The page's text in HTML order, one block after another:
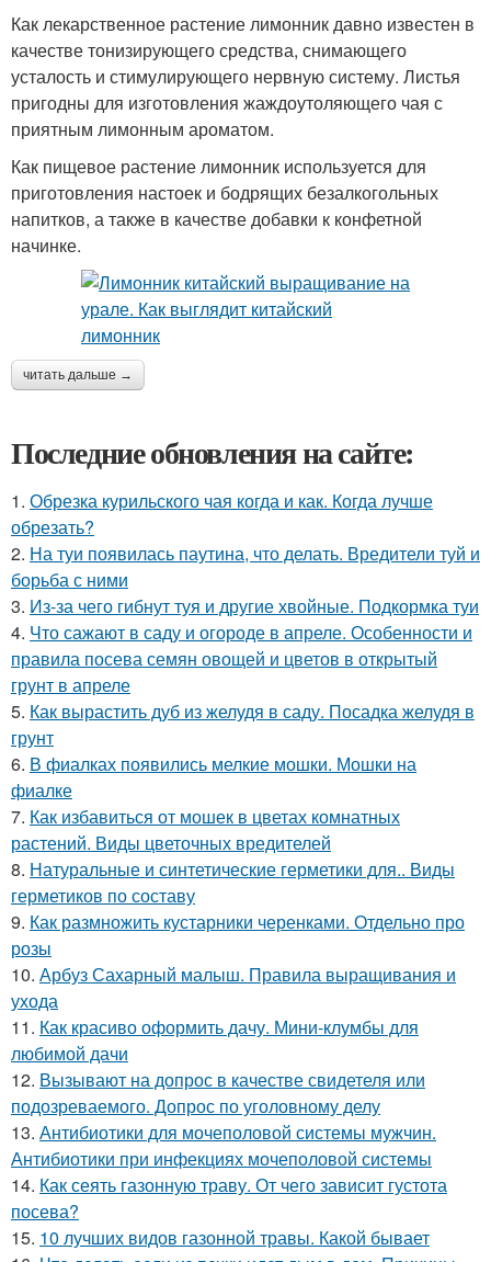
Как лекарственное растение лимонник давно известен в
качестве тонизирующего средства, снимающего
усталость и стимулирующего нервную систему. Листья
пригодны для изготовления жаждоутоляющего чая с
приятным лимонным ароматом.
Как пищевое растение лимонник используется для
приготовления настоек и бодрящих безалкогольных
напитков, а также в качестве добавки к конфетной
начинке.
читать дальше →
Последние обновления на сайте:
1. Обрезка курильского чая когда и как. Когда лучше
обрезать?
2. На туи появилась паутина, что делать. Вредители туй и
борьба с ними
3. Из-за чего гибнут туя и другие хвойные. Подкормка туи
4. Что сажают в саду и огороде в апреле. Особенности и
правила посева семян овощей и цветов в открытый
грунт в апреле
5. Как вырастить дуб из желудя в саду. Посадка желудя в
грунт
6. В фиалках появились мелкие мошки. Мошки на
фиалке
7. Как избавиться от мошек в цветах комнатных
растений. Виды цветочных вредителей
8. Натуральные и синтетические герметики для.. Виды
герметиков по составу
9. Как размножить кустарники черенками. Отдельно про
розы
10. Арбуз Сахарный малыш. Правила выращивания и
ухода
11. Как красиво оформить дачу. Мини-клумбы для
любимой дачи
12. Вызывают на допрос в качестве свидетеля или
подозреваемого. Допрос по уголовному делу
13. Антибиотики для мочеполовой системы мужчин.
Антибиотики при инфекциях мочеполовой системы
14. Как сеять газонную траву. От чего зависит густота
посева?
15. 10 лучших видов газонной травы. Какой бывает